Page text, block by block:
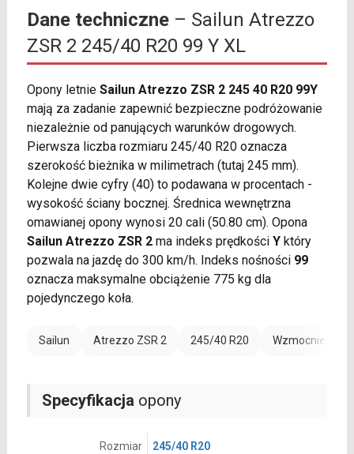
Dane techniczne– Sailun Atrezzo
ZSR 2 245/40 R20 99 Y XL
Opony letnie Sailun Atrezzo ZSR 2 245 40 R20 99Y
mają za zadanie zapewnić bezpieczne podróżowanie
niezależnie od panujących warunków drogowych.
Pierwsza liczba rozmiaru 245/40 R20 oznacza
szerokość bieżnika w milimetrach (tutaj 245 mm).
Kolejne dwie cyfry (40) to podawana w procentach -
wysokość ściany bocznej. Średnica wewnętrzna
omawianej opony wynosi 20 cali (50.80 cm). Opona
Sailun Atrezzo ZSR 2ma indeks prędkości Yktóry
pozwala na jazdę do 300 km/h. Indeks nośności 99
oznacza maksymalne obciążenie 775 kg dla
pojedynczego koła.
Sailun Atrezzo ZSR 2 245/40 R20 Wzmocnienie
Specyfikacja opony
Rozmiar 245/40 R20